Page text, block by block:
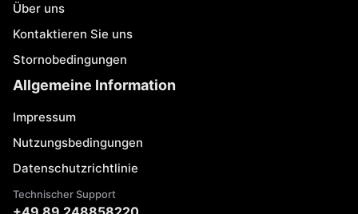
Über uns
Kontaktieren Sie uns
Stornobedingungen
Allgemeine Information
Impressum
Nutzungsbedingungen
Datenschutzrichtlinie
Technischer Support